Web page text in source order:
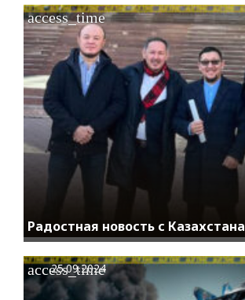
Радостная новость с Казахстана
access_time
access_time
25.09.2024